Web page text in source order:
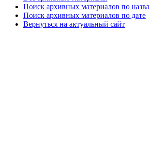
Поиск архивных материалов по
Поиск архивных материалов по дате
Вернуться на актуальный сайт